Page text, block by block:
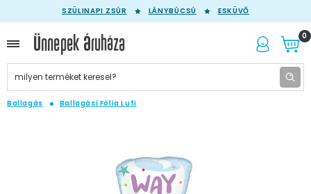
SZÜLINAPI ZSÚR LÁNYBÚCSÚ ESKÜVŐ
0
Ballagás Ballagási Fólia Lufi